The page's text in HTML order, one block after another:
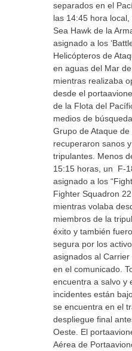
separados en el
las 14:45 hora
Sea Hawk de la
asignado a los
Helicópteros de
en aguas del Mar
mientras realizaba
desde el
de la Flota del
medios de
Grupo de Ataque de
recuperaron sanos
tripulantes. Menos
15:15 horas, un F-
asignado a los
Fighter Squadron
mientras volaba
miembros de la
éxito y también
segura por los
asignados al Carrier
en el comunicado.
encuentra a salvo y
incidentes están
se encuentra en el
despliegue final
Oeste. El
Aérea de